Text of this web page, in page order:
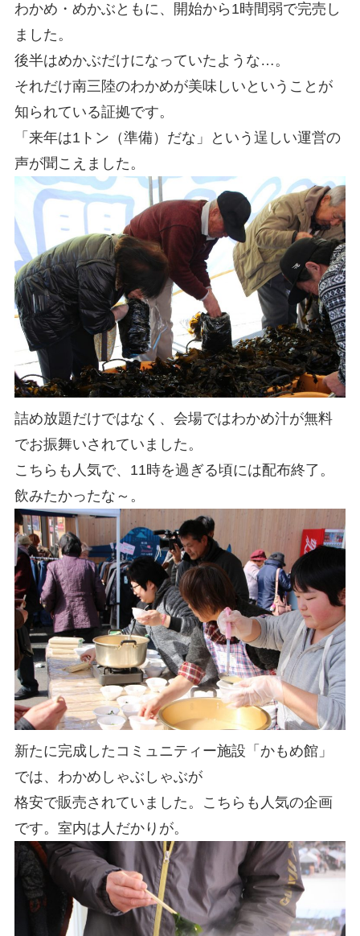
わかめ・めかぶともに、開始から1時間弱で完売し
ました。
後半はめかぶだけになっていたような…。
それだけ南三陸のわかめが美味しいということが
知られている証拠です。
「来年は1トン（準備）だな」という逞しい運営の
声が聞こえました。
詰め放題だけではなく、会場ではわかめ汁が無料
でお振舞いされていました。
こちらも人気で、11時を過ぎる頃には配布終了。
飲みたかったな～。
新たに完成したコミュニティー施設「かもめ館」
では、わかめしゃぶしゃぶが
格安で販売されていました。こちらも人気の企画
です。室内は人だかりが。